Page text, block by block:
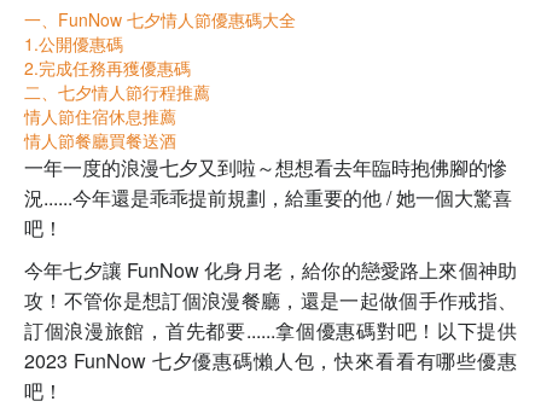
一、FunNow 七夕情人節優惠碼大全
1.公開優惠碼
2.完成任務再獲優惠碼
二、七夕情人節行程推薦
情人節住宿休息推薦
情人節餐廳買餐送酒
一年一度的浪漫七夕又到啦～想想看去年臨時抱佛腳的慘
況......今年還是乖乖提前規劃，給重要的他 / 她一個大驚喜
吧！
今年七夕讓 FunNow 化身月老，給你的戀愛路上來個神助
攻！不管你是想訂個浪漫餐廳，還是一起做個手作戒指、
訂個浪漫旅館，首先都要......拿個優惠碼對吧！以下提供
2023 FunNow 七夕優惠碼懶人包，快來看看有哪些優惠
吧！